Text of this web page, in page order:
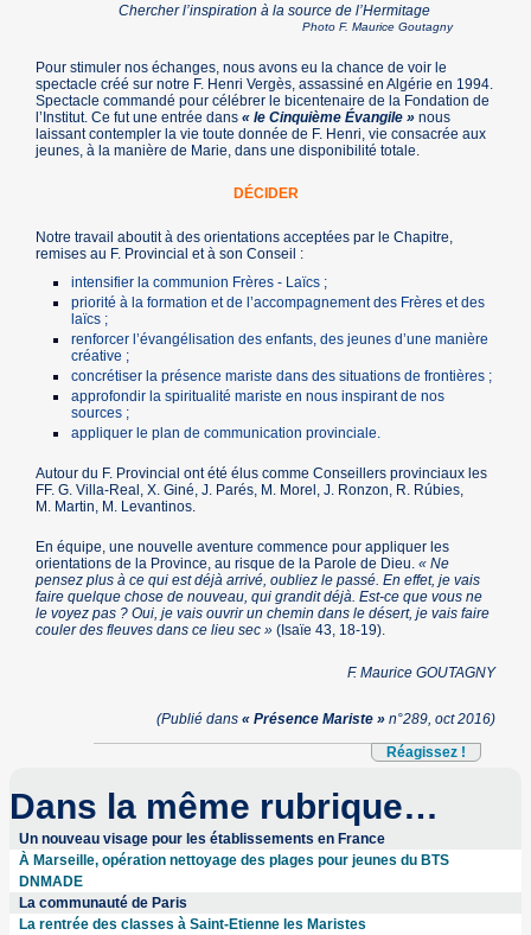
Chercher l’inspiration à la source de l’Hermitage
Photo F. Maurice Goutagny
Pour stimuler nos échanges, nous avons eu la chance de voir le
spectacle créé sur notre F. Henri Vergès, assassiné en Algérie en 1994.
Spectacle commandé pour célébrer le bicentenaire de la Fondation de
l’Institut. Ce fut une entrée dans « le Cinquième Évangile » nous
laissant contempler la vie toute donnée de F. Henri, vie consacrée aux
jeunes, à la manière de Marie, dans une disponibilité totale.
DÉCIDER
Notre travail aboutit à des orientations acceptées par le Chapitre,
remises au F. Provincial et à son Conseil :
intensifier la communion Frères - Laïcs ;
priorité à la formation et de l’accompagnement des Frères et des
laïcs ;
renforcer l’évangélisation des enfants, des jeunes d’une manière
créative ;
concrétiser la présence mariste dans des situations de frontières ;
approfondir la spiritualité mariste en nous inspirant de nos
sources ;
appliquer le plan de communication provinciale.
Autour du F. Provincial ont été élus comme Conseillers provinciaux les
FF. G. Villa-Real, X. Giné, J. Parés, M. Morel, J. Ronzon, R. Rúbies,
M. Martin, M. Levantinos.
En équipe, une nouvelle aventure commence pour appliquer les
orientations de la Province, au risque de la Parole de Dieu.« Ne
pensez plus à ce qui est déjà arrivé, oubliez le passé. En effet, je vais
faire quelque chose de nouveau, qui grandit déjà. Est-ce que vous ne
le voyez pas ? Oui, je vais ouvrir un chemin dans le désert, je vais faire
couler des fleuves dans ce lieu sec » (Isaïe 43, 18-19).
F. Maurice GOUTAGNY
(Publié dans « Présence Mariste »n°289, oct 2016)
Réagissez !
Dans la même rubrique…
Un nouveau visage pour les établissements en France
À Marseille, opération nettoyage des plages pour jeunes du BTS
DNMADE
La communauté de Paris
La rentrée des classes à Saint-Etienne les Maristes